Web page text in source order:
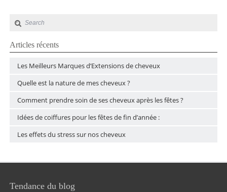
Articles récents
Les Meilleurs Marques d’Extensions de cheveux
Quelle est la nature de mes cheveux ?
Comment prendre soin de ses cheveux après les fêtes ?
Idées de coiffures pour les fêtes de fin d’année :
Les effets du stress sur nos cheveux
Tendance du blog